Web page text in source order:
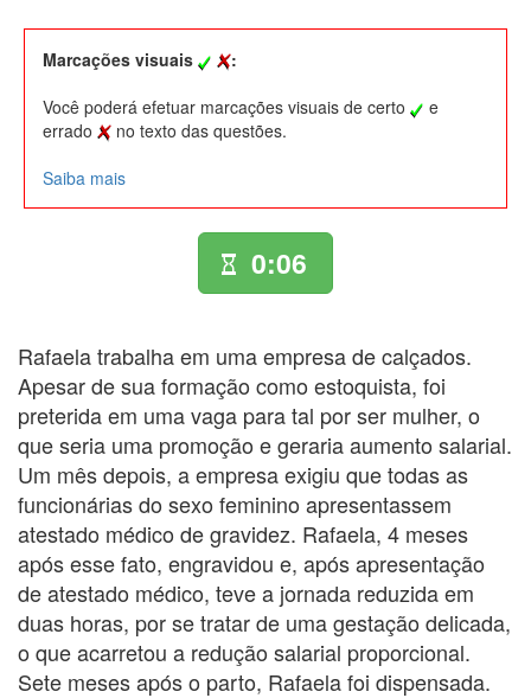
Marcações visuais
:
Você poderá efetuar marcações visuais de certo
e
errado
no texto das questões.
Saiba mais
0:07
Rafaela trabalha em uma empresa de calçados.
Apesar de sua formação como estoquista, foi
preterida em uma vaga para tal por ser mulher, o
que seria uma promoção e geraria aumento salarial.
Um mês depois, a empresa exigiu que todas as
funcionárias do sexo feminino apresentassem
atestado médico de gravidez. Rafaela, 4 meses
após esse fato, engravidou e, após apresentação
de atestado médico, teve a jornada reduzida em
duas horas, por se tratar de uma gestação delicada,
o que acarretou a redução salarial proporcional.
Sete meses após o parto, Rafaela foi dispensada.